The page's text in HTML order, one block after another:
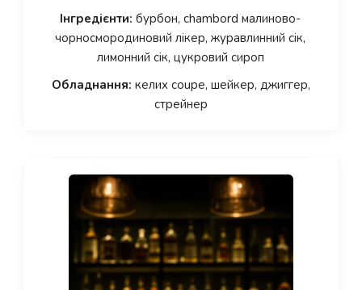
Інгредієнти: бурбон, chambord малиново-
чорносмородиновий лікер, журавлинний сік,
лимонний сік, цукровий сироп
Обладнання: келих coupe, шейкер, джиггер,
стрейнер